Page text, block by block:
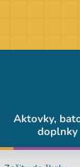
Aktovky,
doplnky